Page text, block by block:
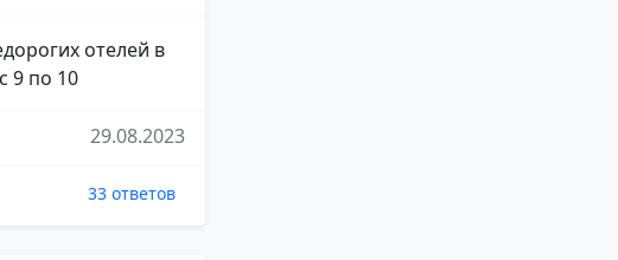
отелей в
9 по 10
29.08.2023
33 ответов